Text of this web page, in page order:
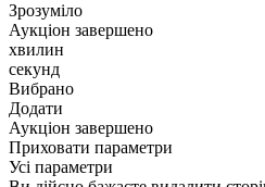
Зрозуміло
Аукціон завершено
хвилин
секунд
Вибрано
Додати
Аукціон завершено
Приховати параметри
Усі параметри